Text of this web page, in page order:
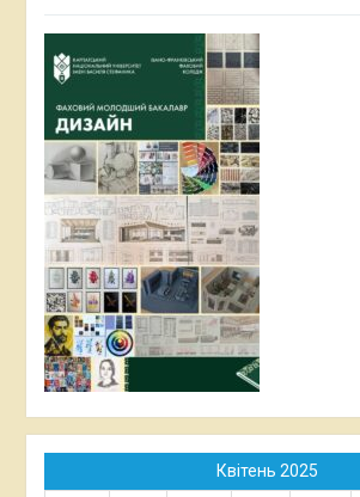
Квітень 2025